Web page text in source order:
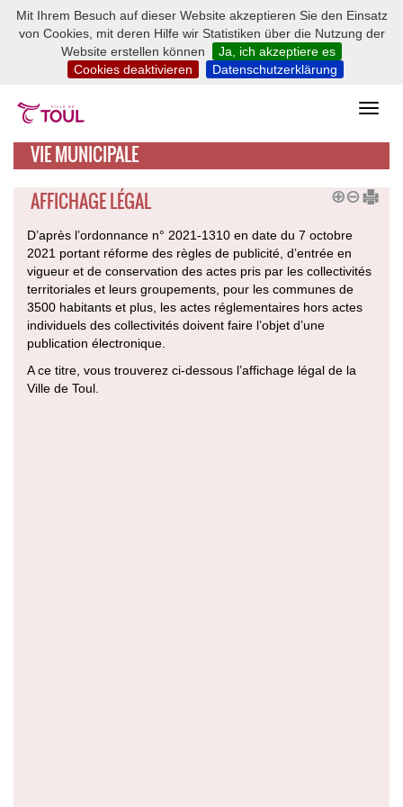
Mit Ihrem Besuch auf dieser Website akzeptieren Sie den Einsatz
von Cookies, mit deren Hilfe wir Statistiken über die Nutzung der
Website erstellen können
Ja, ich akzeptiere es
Cookies deaktivieren
Datenschutzerklärung
VIE MUNICIPALE
AFFICHAGE LÉGAL
D’après l’ordonnance n° 2021-1310 en date du 7 octobre
2021 portant réforme des règles de publicité, d’entrée en
vigueur et de conservation des actes pris par les collectivités
territoriales et leurs groupements, pour les communes de
3500 habitants et plus, les actes réglementaires hors actes
individuels des collectivités doivent faire l’objet d’une
publication électronique.
A ce titre, vous trouverez ci-dessous l’affichage légal de la
Ville de Toul.